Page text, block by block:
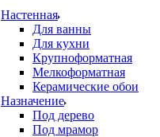
Настенная
Для ванны
Для кухни
Крупноформатная
Мелкоформатная
Керамические обои
Назначение
Под дерево
Под мрамор